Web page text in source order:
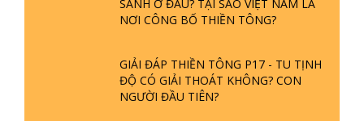
NƠI CÔNG BỐ THIỀN TÔNG?
GIẢI ĐÁP THIỀN TÔNG P17 - TU TỊNH
ĐỘ CÓ GIẢI THOÁT KHÔNG? CON
NGƯỜI ĐẦU TIÊN?